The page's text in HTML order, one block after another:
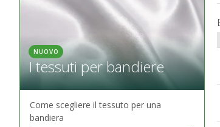
NUOVO
I tessuti per bandiere
Come scegliere il tessuto per una
bandiera